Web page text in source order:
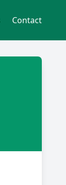
Contact